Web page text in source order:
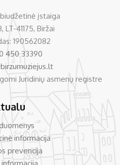
įstaiga
LT-41175, Biržai
190562082
450 33390
Juridinių asmenų registre
informacija
prevencija